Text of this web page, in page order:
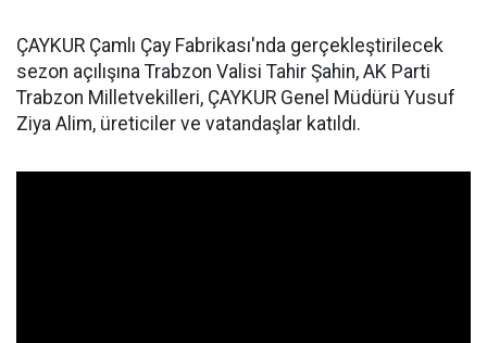
ÇAYKUR Çamlı Çay Fabrikası'nda gerçekleştirilecek
sezon açılışına Trabzon Valisi Tahir Şahin, AK Parti
Trabzon Milletvekilleri, ÇAYKUR Genel Müdürü Yusuf
Ziya Alim, üreticiler ve vatandaşlar katıldı.